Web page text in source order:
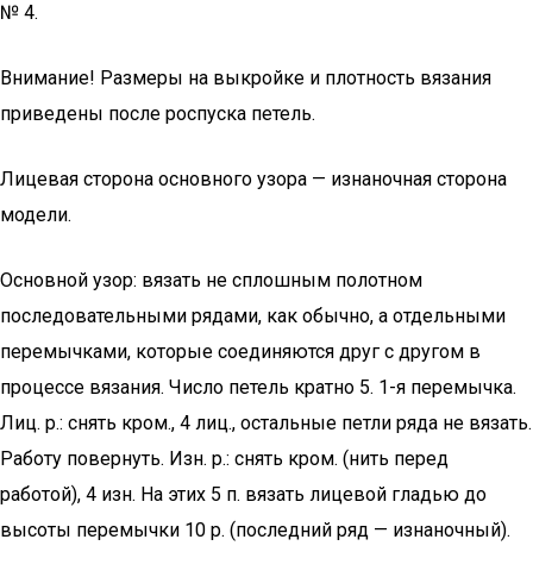
№ 4.
Внимание! Размеры на выкройке и плотность вязания
приведены после роспуска петель.
Лицевая сторона основного узора — изнаночная сторона
модели.
Основной узор: вязать не сплошным полотном
последовательными рядами, как обычно, а отдельными
перемычками, которые соединяются друг с другом в
процессе вязания. Число петель кратно 5. 1-я перемычка.
Лиц. р.: снять кром., 4 лиц., остальные петли ряда не вязать.
Работу повернуть. Изн. р.: снять кром. (нить перед
работой), 4 изн. Нa этих 5 п. вязать лицевой гладью до
высоты перемычки 10 р. (последний ряд — изнаночный).